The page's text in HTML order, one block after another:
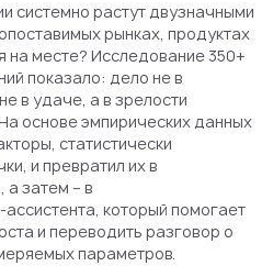
системно растут двузначными
рынках, продуктах
на месте? Исследование 350+
показало: дело не в
в удаче, а в зрелости
основе эмпирических данных
статистически
и превратил их в
затем – в
который помогает
и переводить разговор о
параметров.